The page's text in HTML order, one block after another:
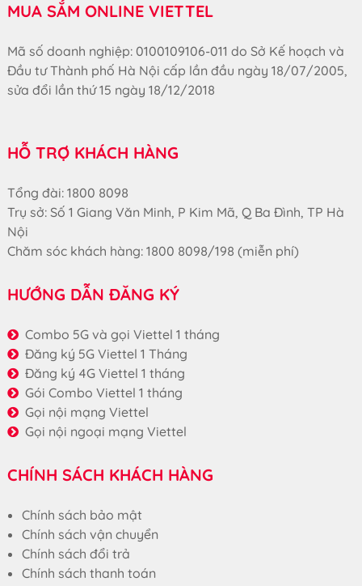
MUA SẮM ONLINE VIETTEL
Mã số doanh nghiệp: 0100109106-011 do Sở Kế hoạch và
Đầu tư Thành phố Hà Nội cấp lần đầu ngày 18/07/2005,
sửa đổi lần thứ 15 ngày 18/12/2018
HỖ TRỢ KHÁCH HÀNG
Tổng đài: 1800 8098
Trụ sở: Số 1 Giang Văn Minh, P Kim Mã, Q Ba Đình, TP Hà
Nội
Chăm sóc khách hàng: 1800 8098/198 (miễn phí)
HƯỚNG DẪN ĐĂNG KÝ
Combo 5G và gọi Viettel 1 tháng
Đăng ký 5G Viettel 1 Tháng
Đăng ký 4G Viettel 1 tháng
Gói Combo Viettel 1 tháng
Gọi nội mạng Viettel
Gọi nội ngoại mạng Viettel
CHÍNH SÁCH KHÁCH HÀNG
Chính sách bảo mật
Chính sách vận chuyển
Chính sách đổi trả
Chính sách thanh toán